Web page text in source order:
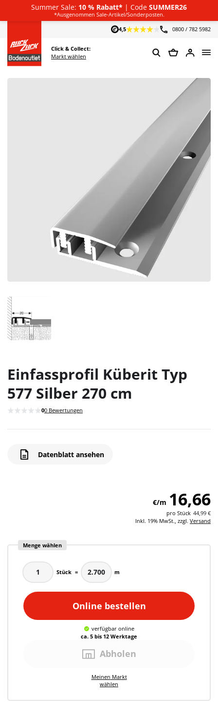
Summer Sale: 10 % Rabatt* | Code SUMMER26
*Ausgenommen Sale-Artikel/Sonderposten.
4,5
0800 / 782 5982
Click & Collect:
Markt wählen
Einfassprofil Küberit Typ
577 Silber 270 cm
00 Bewertungen
Datenblatt ansehen
€/m 16,66
pro Stück 44,99 €
Inkl. 19% MwSt., zzgl. Versand
Menge wählen
Stück = m
Online bestellen
verfügbar online
ca. 5 bis 12 Werktage
Abholen
Meinen Markt
wählen
Deutsch